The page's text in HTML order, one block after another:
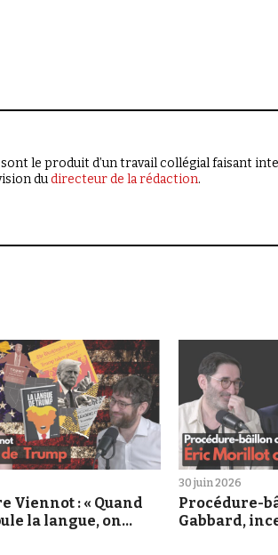
sont le produit d’un travail collégial faisant
dudirecteur de la rédaction.
Viennot : « Quand
la langue, on
30 juin 2026
Procédure-
Gabbard,